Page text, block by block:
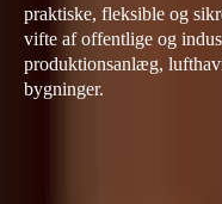
praktiske, fleksible og
vifte af offentlige og
produktionsanlæg,
bygninger.